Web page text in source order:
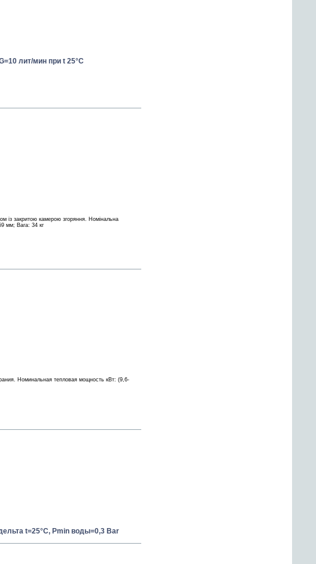
лит/мин при t 25°С
із закритою камерою згоряння. Номінальна
мм; Вага: 34 кг
Номинальная тепловая мощность кВт: (9,6-
t=25°C, Pmin воды=0,3 Bar